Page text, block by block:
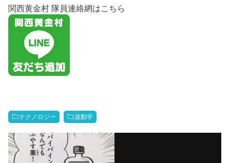
関西黄金村 隊員連絡網はこちら
テクノロジー 波動学